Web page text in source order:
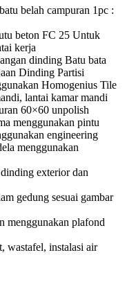
belah campuran 1pc :
beton FC 25 Untuk
kerja
dinding Batu bata
Dinding Partisi
Homogenius Tile
lantai kamar mandi
60×60 unpolish
menggunakan pintu
engineering
menggunakan
exterior dan
gedung sesuai gambar
menggunakan plafond
wastafel, instalasi air